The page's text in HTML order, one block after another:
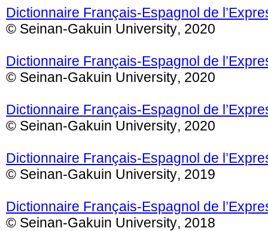
Dictionnaire Français-Espagnol de
© Seinan-Gakuin University, 2020
Dictionnaire Français-Espagnol de
© Seinan-Gakuin University, 2020
Dictionnaire Français-Espagnol de
© Seinan-Gakuin University, 2020
Dictionnaire Français-Espagnol de
© Seinan-Gakuin University, 2019
Dictionnaire Français-Espagnol de
© Seinan-Gakuin University, 2018